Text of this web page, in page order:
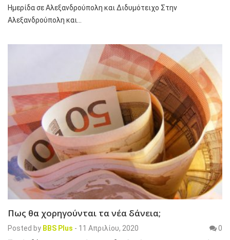
Ημερίδα σε Αλεξανδρούπολη και Διδυμότειχο Στην
Αλεξανδρούπολη και…
Πως θα χορηγούνται τα νέα δάνεια;
Posted by BBS Plus - 11 Απριλίου, 2020
0